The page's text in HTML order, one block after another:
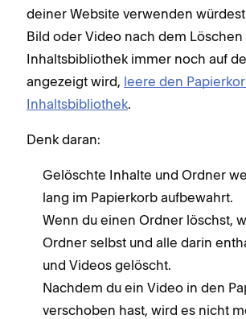
deiner Website verwenden
Bild oder Video nach dem
Inhaltsbibliothek immer noch auf
angezeigt wird, leere den
Inhaltsbibliothek.
Denk daran:
Gelöschte Inhalte und Ordner
lang im Papierkorb aufbewahrt.
Wenn du einen Ordner löschst,
Ordner selbst und alle darin
und Videos gelöscht.
Nachdem du ein Video in den
verschoben hast, wird es nicht